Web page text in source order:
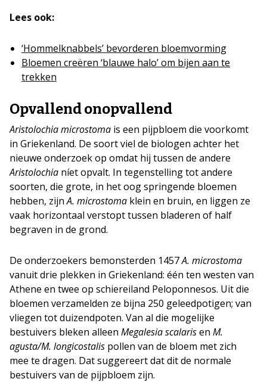
Lees ook:
‘Hommelknabbels’ bevorderen bloemvorming
Bloemen creëren ‘blauwe halo’ om bijen aan te
trekken
Opvallend onopvallend
Aristolochia microstoma is een pijpbloem die voorkomt
in Griekenland. De soort viel de biologen achter het
nieuwe onderzoek op omdat hij tussen de andere
Aristolochia níet opvalt. In tegenstelling tot andere
soorten, die grote, in het oog springende bloemen
hebben, zijnA. microstoma klein en bruin, en liggen ze
vaak horizontaal verstopt tussen bladeren of half
begraven in de grond.
De onderzoekers bemonsterden 1457A. microstoma
vanuit drie plekken in Griekenland: één ten westen van
Athene en twee op schiereiland Peloponnesos. Uit die
bloemen verzamelden ze bijna 250 geleedpotigen; van
vliegen tot duizendpoten. Van al die mogelijke
bestuivers bleken alleen Megalesia scalarisen M.
agusta/M. longicostalis pollen van de bloem met zich
mee te dragen. Dat suggereert dat dit de normale
bestuivers van de pijpbloem zijn.